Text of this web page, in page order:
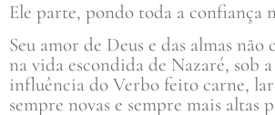
Ele parte, pondo toda a confiança
Seu amor de Deus e das almas não
na vida escondida de Nazaré, sob
influência do Verbo feito carne, lar
sempre novas e sempre mais altas